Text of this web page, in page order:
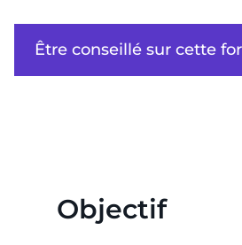
Être conseillé sur cette
Objectif